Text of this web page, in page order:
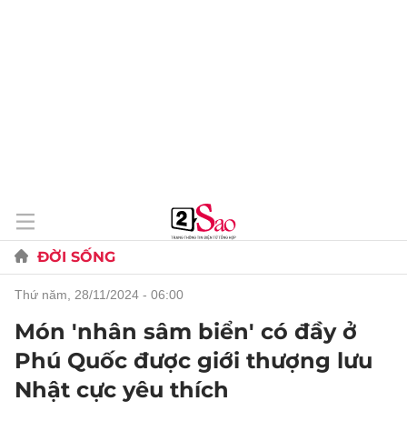
ĐỜI SỐNG
thứ năm, 28/11/2024 - 06:00
Món 'nhân sâm biển' có đầy ở
Phú Quốc được giới thượng lưu
Nhật cực yêu thích